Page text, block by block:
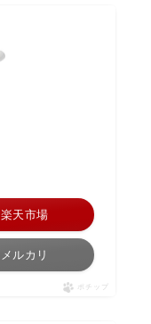
楽天市場
メルカリ
ポチップ